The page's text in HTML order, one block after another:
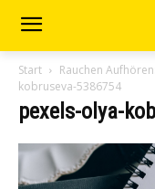
Start Rauchen
kobruseva-5386754
pexels-olya-